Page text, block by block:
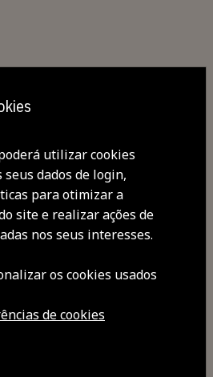
utilizar cookies
dados de login,
para otimizar a
site e realizar ações de
nos seus interesses.
os cookies usados
de cookies